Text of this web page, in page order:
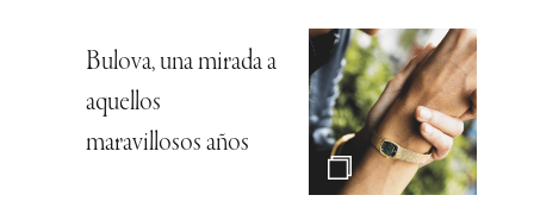
Bulova, una mirada a
aquellos
maravillosos años